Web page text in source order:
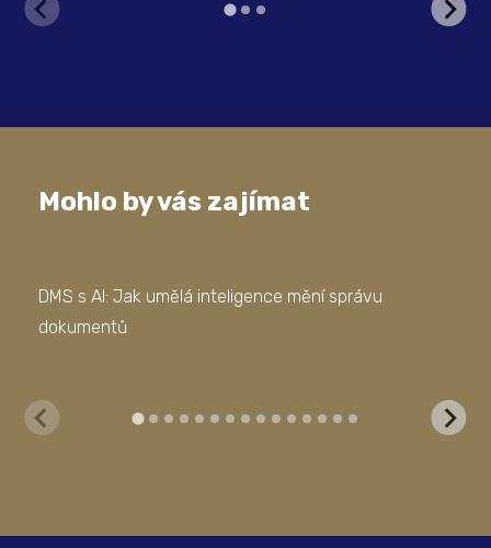
Mohlo by vás zajímat
DMS s AI: Jak umělá inteligence mění správu
dokumentů